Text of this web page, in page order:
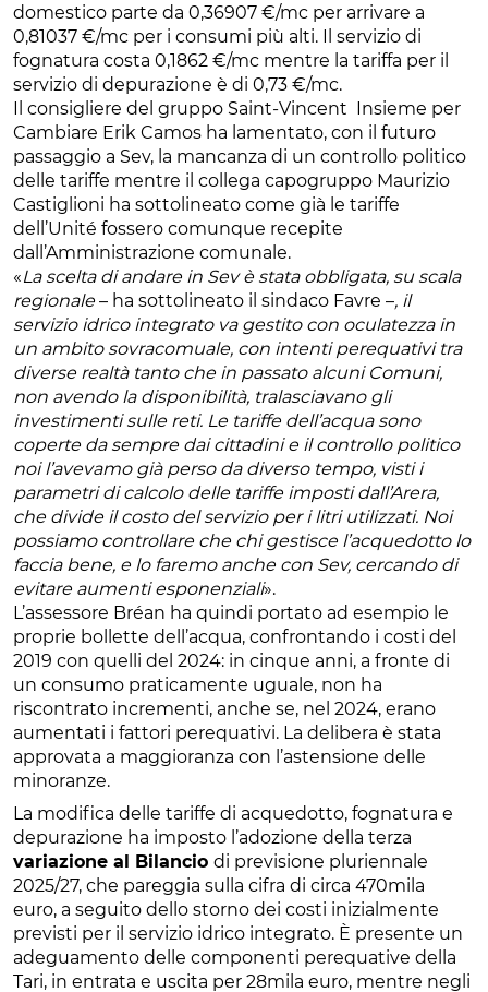
domestico parte da 0,36907 €/mc per arrivare a
0,81037 €/mc per i consumi più alti. Il servizio di
fognatura costa 0,1862 €/mc mentre la tariffa per il
servizio di depurazione è di 0,73 €/mc.
Il consigliere del gruppo Saint-Vincent Insieme per
Cambiare Erik Camos ha lamentato, con il futuro
passaggio a Sev, la mancanza di un controllo politico
delle tariffe mentre il collega capogruppo Maurizio
Castiglioni ha sottolineato come già le tariffe
dell’Unité fossero comunque recepite
dall’Amministrazione comunale.
«La scelta di andare in Sev è stata obbligata, su scala
regionale– ha sottolineato il sindaco Favre –, il
servizio idrico integrato va gestito con oculatezza in
un ambito sovracomuale, con intenti perequativi tra
diverse realtà tanto che in passato alcuni Comuni,
non avendo la disponibilità, tralasciavano gli
investimenti sulle reti. Le tariffe dell’acqua sono
coperte da sempre dai cittadini e il controllo politico
noi l’avevamo già perso da diverso tempo, visti i
parametri di calcolo delle tariffe imposti dall’Arera,
che divide il costo del servizio per i litri utilizzati. Noi
possiamo controllare che chi gestisce l’acquedotto lo
faccia bene, e lo faremo anche con Sev, cercando di
evitare aumenti esponenziali».
L’assessore Bréan ha quindi portato ad esempio le
proprie bollette dell’acqua, confrontando i costi del
2019 con quelli del 2024: in cinque anni, a fronte di
un consumo praticamente uguale, non ha
riscontrato incrementi, anche se, nel 2024, erano
aumentati i fattori perequativi. La delibera è stata
approvata a maggioranza con l’astensione delle
minoranze.
La modifica delle tariffe di acquedotto, fognatura e
depurazione ha imposto l’adozione della terza
variazione al Bilancio di previsione pluriennale
2025/27, che pareggia sulla cifra di circa 470mila
euro, a seguito dello storno dei costi inizialmente
previsti per il servizio idrico integrato. È presente un
adeguamento delle componenti perequative della
Tari, in entrata e uscita per 28mila euro, mentre negli